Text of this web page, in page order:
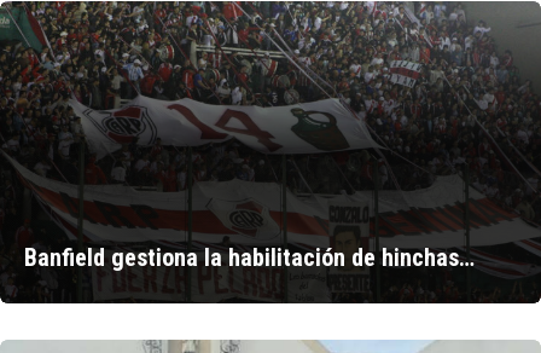
Banfield gestiona la habilitación de hinchas…